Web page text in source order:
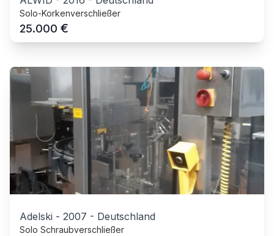
Solo-Korkenverschließer
25.000 €
Adelski - 2007 - Deutschland
Solo Schraubverschließer